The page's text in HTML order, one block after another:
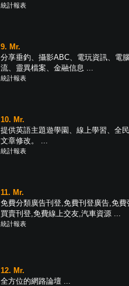
統計報表
9. Mr.
分享垂釣、攝影ABC、電玩資訊、電
流、靈異檔案、金融信息 ...
統計報表
10. Mr.
提供英語主題遊學園、線上學習、全
文章修改。 ...
統計報表
11. Mr.
免費分類廣告刊登,免費刊登廣告,免
買賣刊登,免費線上交友,汽車資源 ...
統計報表
12. Mr.
全方位的網路論壇 ...